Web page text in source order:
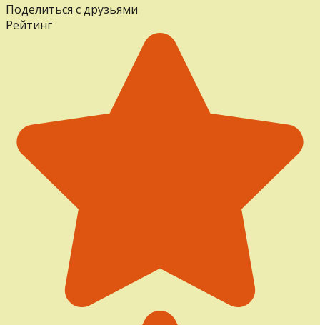
Поделиться с друзьями
Рейтинг